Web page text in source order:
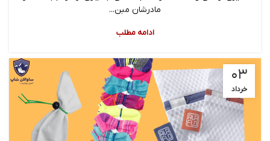
مادرشان مبن...
ادامه مطلب
۰۳
خرداد